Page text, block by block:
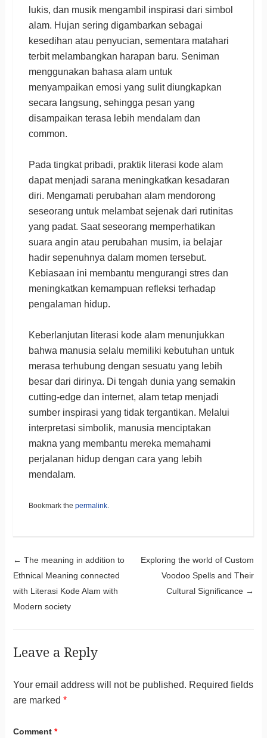
lukis, dan musik mengambil inspirasi dari simbol
alam. Hujan sering digambarkan sebagai
kesedihan atau penyucian, sementara matahari
terbit melambangkan harapan baru. Seniman
menggunakan bahasa alam untuk
menyampaikan emosi yang sulit diungkapkan
secara langsung, sehingga pesan yang
disampaikan terasa lebih mendalam dan
common.
Pada tingkat pribadi, praktik literasi kode alam
dapat menjadi sarana meningkatkan kesadaran
diri. Mengamati perubahan alam mendorong
seseorang untuk melambat sejenak dari rutinitas
yang padat. Saat seseorang memperhatikan
suara angin atau perubahan musim, ia belajar
hadir sepenuhnya dalam momen tersebut.
Kebiasaan ini membantu mengurangi stres dan
meningkatkan kemampuan refleksi terhadap
pengalaman hidup.
Keberlanjutan literasi kode alam menunjukkan
bahwa manusia selalu memiliki kebutuhan untuk
merasa terhubung dengan sesuatu yang lebih
besar dari dirinya. Di tengah dunia yang semakin
cutting-edge dan internet, alam tetap menjadi
sumber inspirasi yang tidak tergantikan. Melalui
interpretasi simbolik, manusia menciptakan
makna yang membantu mereka memahami
perjalanan hidup dengan cara yang lebih
mendalam.
Bookmark the permalink.
Post navigation
← The meaning in addition to
Ethnical Meaning connected
with Literasi Kode Alam with
Modern society
Exploring the world of Custom
Voodoo Spells and Their
Cultural Significance →
Leave a Reply
Your email address will not be published. Required fields
are marked *
Comment *